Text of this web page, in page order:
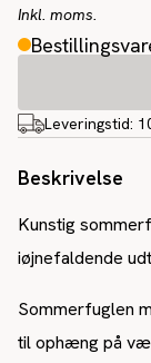
Inkl. moms.
Leveringstid:
Beskrivelse
Kunstig
iøjnefaldende
Sommerfuglen
til ophæng på